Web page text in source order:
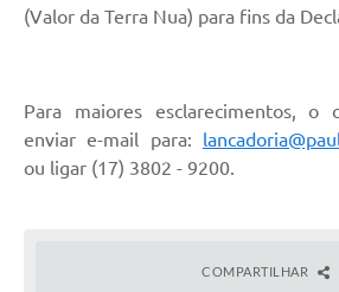
(Valor da Terra Nua) para fins da
Para maiores esclarecimentos, o
enviar e-mail para:
ou ligar (17) 3802 - 9200.
COMPARTILHAR